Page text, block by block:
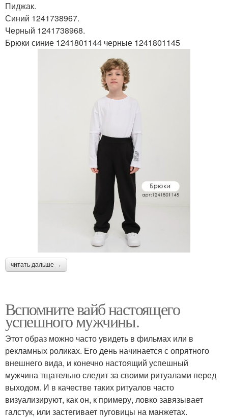
Пиджак.
Синий 1241738967.
Черный 1241738968.
Брюки синие 1241801144 черные 1241801145
читать дальше →
Вспомните вайб настоящего
успешного мужчины.
Этот образ можно часто увидеть в фильмах или в
рекламных роликах. Его день начинается с опрятного
внешнего вида, и конечно настоящий успешный
мужчина тщательно следит за своими ритуалами перед
выходом. И в качестве таких ритуалов часто
визуализируют, как он, к примеру, ловко завязывает
галстук, или застегивает пуговицы на манжетах.